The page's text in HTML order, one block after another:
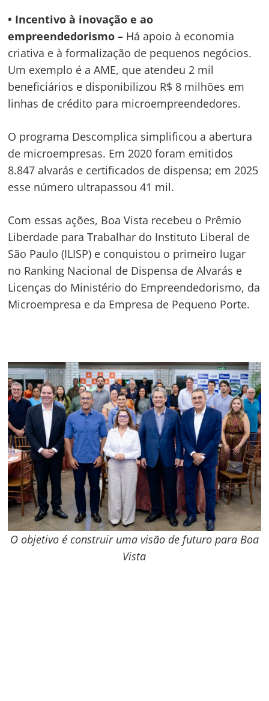
• Incentivo à inovação e ao
empreendedorismo – Há apoio à economia
criativa e à formalização de pequenos negócios.
Um exemplo é a AME, que atendeu 2 mil
beneficiários e disponibilizou R$ 8 milhões em
linhas de crédito para microempreendedores.
O programa Descomplica simplificou a abertura
de microempresas. Em 2020 foram emitidos
8.847 alvarás e certificados de dispensa; em 2025
esse número ultrapassou 41 mil.
Com essas ações, Boa Vista recebeu o Prêmio
Liberdade para Trabalhar do Instituto Liberal de
São Paulo (ILISP) e conquistou o primeiro lugar
no Ranking Nacional de Dispensa de Alvarás e
Licenças do Ministério do Empreendedorismo, da
Microempresa e da Empresa de Pequeno Porte.
O objetivo é construir uma visão de futuro para Boa
Vista